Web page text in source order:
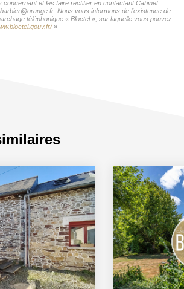
et les faire rectifier en contactant Cabinet
Nous vous informons de l'existence de
téléphonique « Bloctel », sur laquelle vous pouvez
»